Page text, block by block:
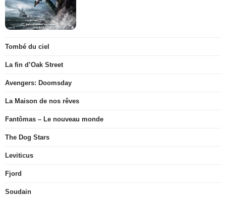
Tombé du ciel
La fin d’Oak Street
Avengers: Doomsday
La Maison de nos rêves
Fantômas – Le nouveau monde
The Dog Stars
Leviticus
Fjord
Soudain